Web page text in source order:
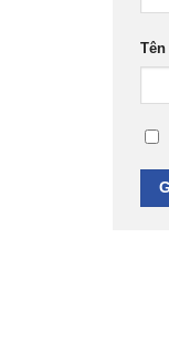
Tên